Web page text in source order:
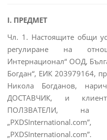
I. ПРЕДМЕТ
Чл. 1. Настоящите общи
регулиране на
Интернационал“ ООД,
Богдан“, ЕИК 203979164,
Никола Богданов,
ДОСТАВЧИК, и
ПОЛЗВАТЕЛИ, на
„PXDSInternational.com”.